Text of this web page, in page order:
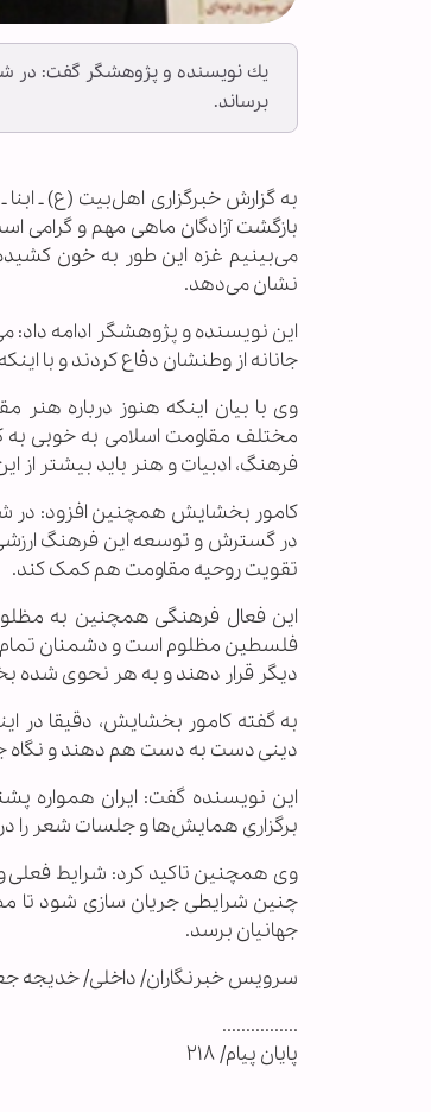
یك نویسنده و پژوهشگر گفت: در
برساند.
به گزارش خبرگزاری اهل‌بیت (ع) ـ
می‌بینیم غزه این طور به خون
نشان می‌دهد.
این نویسنده و پژوهشگر ادامه
جانانه از وطنشان دفاع کردند و با
وی با بیان اینکه هنوز درباره هنر
مختلف مقاومت اسلامی به خوبی به
فرهنگ، ادبیات و هنر باید بیشتر از
کامور بخشایش همچنین افزود: در
در گسترش و توسعه این فرهنگ ارزشی
تقویت روحیه مقاومت هم کمک کند.
این فعال فرهنگی همچنین به
فلسطین مظلوم است و دشمنان تمام
دیگر قرار دهند و به هر نحوی شده
به گفته کامور بخشایش، دقیقا در
دینی دست به دست هم دهند و نگاه
این نویسنده گفت: ایران همواره
برگزاری همایش‌ها و جلسات شعر را
وی همچنین تاکید کرد: شرایط فعلی و
چنین شرایطی جریان سازی شود تا
جهانیان برسد.
سرویس خبرنگاران/ داخلی/ خدیجه
................
پایان پیام/ ۲۱۸